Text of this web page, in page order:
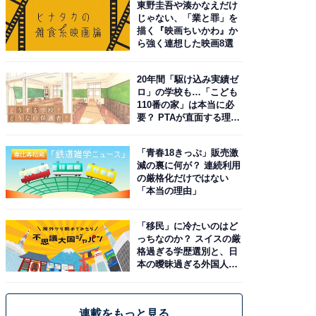
東野圭吾や湊かなえだけ
じゃない、「業と罪」を
描く『映画ちいかわ』か
ら強く連想した映画8選
20年間「駆け込み実績ゼ
ロ」の学校も…「こども
110番の家」は本当に必
要？ PTAが直面する理想
「青春18きっぷ」販売激
減の裏に何が？ 連続利用
の厳格化だけではない
「本当の理由」
「移民」に冷たいのはど
っちなのか？ スイスの厳
格過ぎる学歴選別と、日
本の曖昧過ぎる外国人政